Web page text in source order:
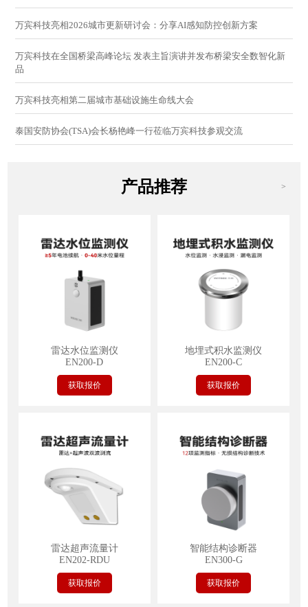
万宾科技亮相2026城市更新研讨会：分享AI感知防控创新方案
万宾科技在全国桥梁高峰论坛 发表主旨演讲并发布桥梁安全数智化新
品
万宾科技亮相第二届城市基础设施生命线大会
泰国安防协会(TSA)会长杨艳峰一行莅临万宾科技参观交流
产品推荐 >
雷达水位监测仪
EN200-D
获取报价
地埋式积水监测仪
EN200-C
获取报价
雷达超声流量计
EN202-RDU
获取报价
智能结构诊断器
EN300-G
获取报价